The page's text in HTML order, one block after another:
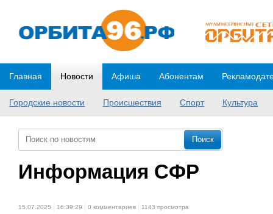
Главная Новости
Городские новости Происшествия Спорт Культура
Афиша Абонентам
Информация СФР
15.07.2025 16:39:29 0 комментариев 1143 просмотра